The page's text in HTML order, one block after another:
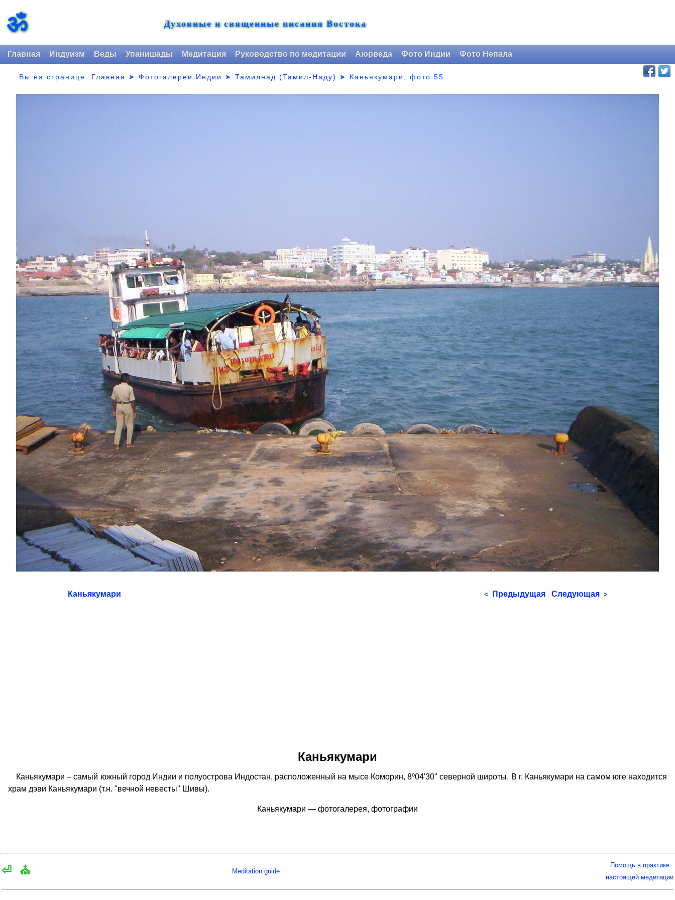
ॐ Духовные и священные писания Востока
Главная Индуизм Веды Упанишады Медитация Руководство по медитации Аюрведа Фото Индии Фото Непала
Вы на странице: Главная ➤Фотогалереи Индии ➤Тамилнад (Тамил-Наду) ➤ Каньякумари, фото 55
Каньякумари < Предыдущая Следующая >
Каньякумари
Каньякумари – самый южный город Индии и полуострова Индостан, расположенный на мысе Коморин, 8º04'30" северной широты. В г. Каньякумари на самом юге находится
храм дэви Каньякумари (т.н. "вечной невесты" Шивы).
Каньякумари — фотогалерея, фотографии
⏎ ⛪ Meditation guide
Помощь в практике
настоящей медитации